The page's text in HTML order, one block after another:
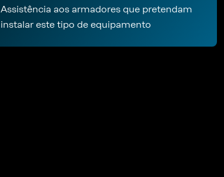
Assistência aos armadores que pretendam
instalar este tipo de equipamento